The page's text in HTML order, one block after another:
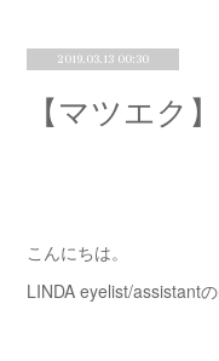
2019.03.13 00:30
【マツエク
こんにちは。
LINDA eyelist/assistant